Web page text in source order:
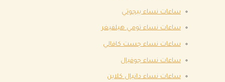
ساعات نساء بيجوتي
ساعات نساء تومي هيلفيغر
ساعات نساء جست كافالي
ساعات نساء جوفيال
ساعات نساء دانيال كلاين